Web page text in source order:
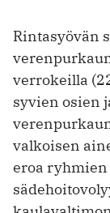
Rintasyövän
verrokeilla
syvien osien
valkoisen
eroa ryhmien